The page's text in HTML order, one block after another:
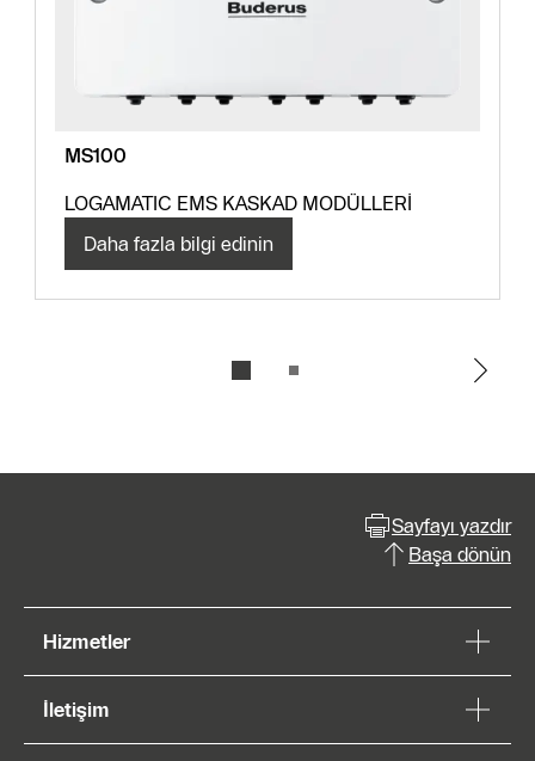
MS100
LOGAMATIC EMS KASKAD MODÜLLERİ
Daha fazla bilgi edinin
Sayfayı yazdır
Başa dönün
Hizmetler
İletişim